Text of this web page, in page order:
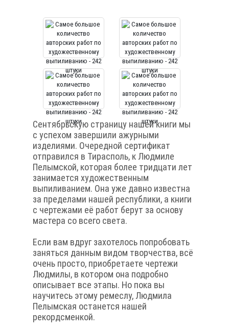
Сентябрьскую страницу нашей книги мы
с успехом завершили ажурными
изделиями. Очередной сертификат
отправился в Тирасполь, к Людмиле
Пелымской, которая более тридцати лет
занимается художественным
выпиливанием. Она уже давно известна
за пределами нашей республики, а книги
с чертежами её работ берут за основу
мастера со всего света.
Если вам вдруг захотелось попробовать
заняться данным видом творчества, всё
очень просто, приобретаете чертежи
Людмилы, в котором она подробно
описывает все этапы. Но пока вы
научитесь этому ремеслу, Людмила
Пелымская останется нашей
рекордсменкой.